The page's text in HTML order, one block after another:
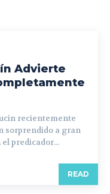
Advierte
recientemente
sorprendido a gran
seguidores. Según el predicador...
READ